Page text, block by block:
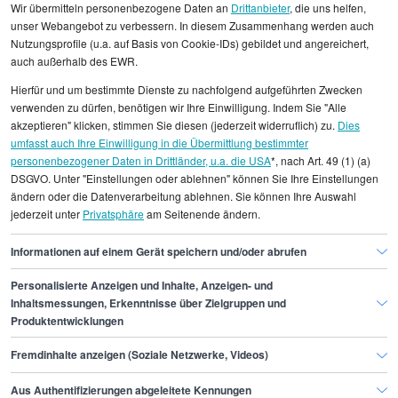
statistischen Erhebungen durch StepStone. Es sind
Durchschnittswerte und die Angaben können nicht
einzelnen Stellenangeboten zugeordnet werden.
Gehaltsinformationen
Bauwesen
Straßenbauer/in
Straßenbauer/in München
Finde den Job,
der zu dir passt.
Wir übermitteln personenbezogene Daten an Drittanbieter, die uns helfen,
unser Webangebot zu verbessern. In diesem Zusammenhang werden auch
Nutzungsprofile (u.a. auf Basis von Cookie-IDs) gebildet und angereichert,
auch außerhalb des EWR.
Hierfür und um bestimmte Dienste zu nachfolgend aufgeführten Zwecken
verwenden zu dürfen, benötigen wir Ihre Einwilligung. Indem Sie "Alle
akzeptieren" klicken, stimmen Sie diesen (jederzeit widerruflich) zu. Dies
umfasst auch Ihre Einwilligung in die Übermittlung bestimmter
personenbezogener Daten in Drittländer, u.a. die USA*, nach Art. 49 (1) (a)
DSGVO. Unter "Einstellungen oder ablehnen" können Sie Ihre Einstellungen
ändern oder die Datenverarbeitung ablehnen. Sie können Ihre Auswahl
jederzeit unter Privatsphäream Seitenende ändern.
Informationen auf einem Gerät speichern und/oder abrufen
Personalisierte Anzeigen und Inhalte, Anzeigen- und
Inhaltsmessungen, Erkenntnisse über Zielgruppen und
Produktentwicklungen
Fremdinhalte anzeigen (Soziale Netzwerke, Videos)
Aus Authentifizierungen abgeleitete Kennungen